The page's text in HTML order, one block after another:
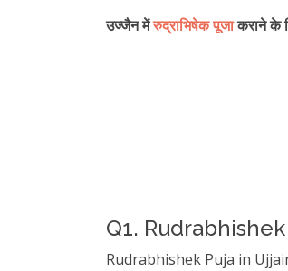
उज्जैन मेंरुद्राभिषेक पूजाकराने के
Q1.
Rudrabhishek Puja in Ujjain